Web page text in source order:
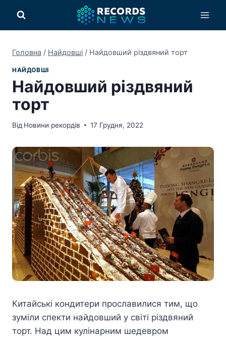
вмісту
Головна / Найдовші / Найдовший різдвяний торт
НАЙДОВШІ
Найдовший різдвяний
торт
Від Новини рекордів 17 Грудня, 2022
Китайські кондитери прославилися тим, що
зуміли спекти найдовший у світі різдвяний
торт. Над цим кулінарним шедевром